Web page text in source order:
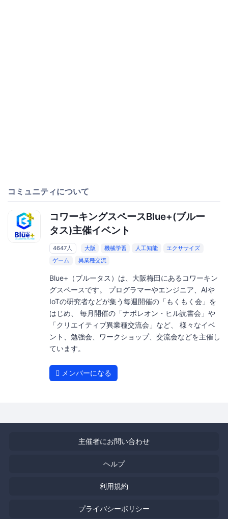
コミュニティについて
コワーキングスペースBlue+(ブルー
タス)主催イベント
4647人 大阪 機械学習 人工知能
エクササイズ
ゲーム
異業種交流
Blue+（ブルータス）は、大阪梅田にあるコワーキン
グスペースです。 プログラマーやエンジニア、AIや
IoTの研究者などが集う毎週開催の「もくもく会」を
はじめ、 毎月開催の「ナポレオン・ヒル読書会」や
「クリエイティブ異業種交流会」など、 様々なイベ
ント、勉強会、ワークショップ、交流会などを主催し
ています。
メンバーになる
主催者にお問い合わせ
ヘルプ
利用規約
プライバシーポリシー